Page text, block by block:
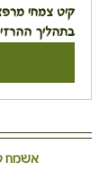
בתהליך
אשמח